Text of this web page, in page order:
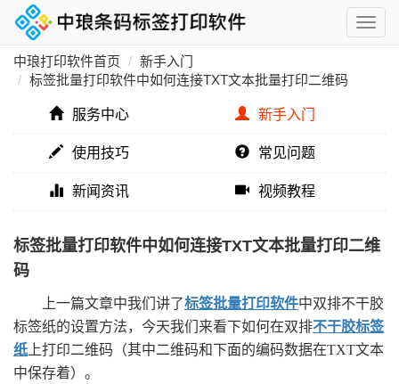
中琅打印软件首页
新手入门
标签批量打印软件中如何连接TXT文本批量打印二维码
服务中心 新手入门
使用技巧 常见问题
新闻资讯 视频教程
标签批量打印软件中如何连接TXT文本批量打印二维
码
上一篇文章中我们讲了标签批量打印软件中双排不干胶
标签纸的设置方法，今天我们来看下如何在双排不干胶标签
纸 上打印二维码（其中二维码和下面的编码数据在TXT文本
中保存着）。